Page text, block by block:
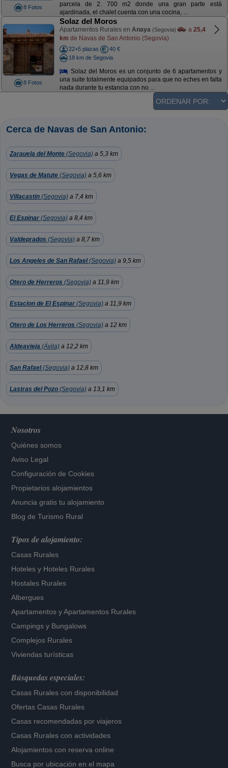
8 Fotos
parcela de 2. 700 m2 donde una gran parte está
ajardinada, el chalet cuenta con una cocina, ...
8 Fotos
Solaz del Moros
Apartamentos Rurales en Anaya (Segovia) a 25,4
km de Navas de San Antonio (Segovia)
22+5 plazas
40 €
18 km de Segovia
Solaz del Moros es un conjunto de 6 apartamentos y
una suite totalmente equipados para que no eches en falta
nada durante tu estancia con no ...
Cerca de Navas de San Antonio:
Zarauela del Monte (Segovia) a 5,3 km
Vegas de Matute (Segovia) a 5,6 km
Villacastin (Segovia) a 7,4 km
El Espinar (Segovia) a 8,4 km
Valdeprados (Segovia) a 8,7 km
Los Angeles de San Rafael(Segovia) a 9,5 km
Otero de Herreros (Segovia) a 11,9 km
Estacion de El Espinar (Segovia) a 11,9 km
Otero de Los Herreros (Segovia) a 12 km
Aldeavieja (Ávila) a 12,2 km
San Rafael(Segovia) a 12,8 km
Lastras del Pozo (Segovia) a 13,1 km
Nosotros
Quiénes somos
Aviso Legal
Configuración de Cookies
Propietarios alojamientos
Anuncia gratis tu alojamiento
Blog de Turismo Rural
Tipos de alojamiento:
Casas Rurales
Hoteles y Hoteles Rurales
Hostales Rurales
Albergues
Apartamentos yApartamentos Rurales
Campings y Bungalows
Complejos Rurales
Viviendas turísticas
Búsquedas especiales:
Casas Rurales con disponibilidad
Ofertas Casas Rurales
Casas recomendadas por viajeros
Casas Rurales con actividades
Alojamientos con reserva online
Busca por ubicación en el mapa